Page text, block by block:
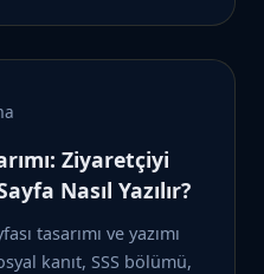
Ziyaretçiyi
Nasıl Yazılır?
tasarımı ve yazımı
kanıt, SSS bölümü,